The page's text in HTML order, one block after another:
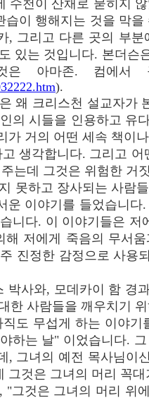
수천이 산채로 묻히지
이 행해지는 것을 막
, 그리고 다른 곳의 부
있는 것입니다. 본더슨
은 아마존. 컴에서
).
왜 크리스천 설교자가
의 시들을 인용하고
가 거의 어떤 세속 책이
생각합니다. 그리고
는데 그것은 위험한 거
못하고 장사되는 사람
운 이야기를 들었습니
니다. 이 이야기들은
저에게 죽음의 무서
진정한 감정으로 사용
박사와, 모데카이 함 경
한 사람들을 깨우치기
도 무섭게 하는 이야
하는 날" 이었습니다.
, 그녀의 예전 목사님
그것은 그녀의 머리 꼭
"그것은 그녀의 머리 위